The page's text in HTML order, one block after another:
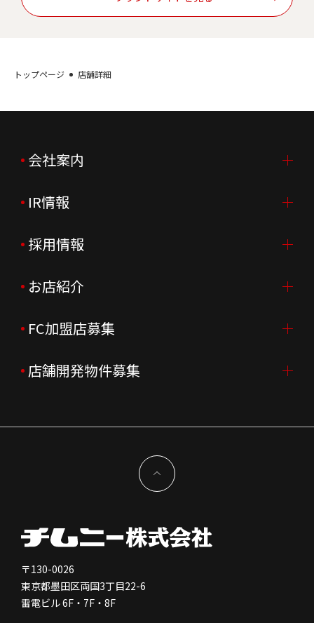
トップページ 店舗詳細
会社案内
会社案内TOP
ご挨拶
会社概要
会社沿革
企業理念
新型コロナウイルス対応
IR情報
IR情報TOP
ニュースリリース
月次売上
決算資料
コーポレートガバナンス
免責事項
株価情報
採用情報
採用情報TOP
新卒採用
中途採用
会社を知る
人を知る
はたらく環境
お店紹介
店舗を探す・予約する
よくあるご質問
FC加盟店募集
FC加盟店募集TOP
独立支援について
FC加盟店お問合せ
店舗開発物件募集
〒130-0026
東京都墨田区両国3丁目22-6
雷電ビル 6F・7F・8F